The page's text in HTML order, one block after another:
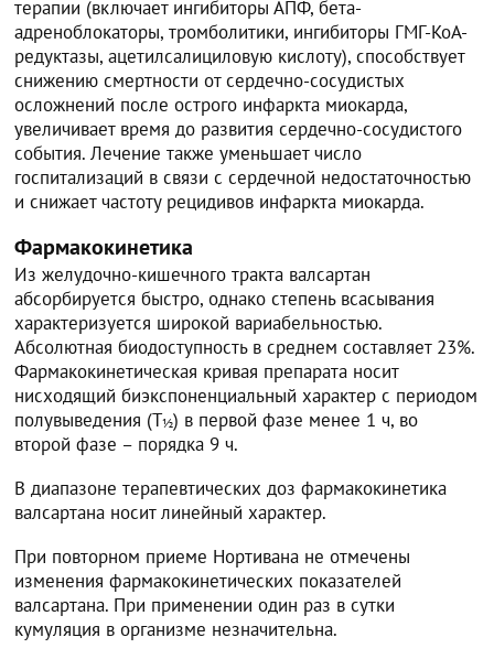
терапии (включает ингибиторы АПФ, бета-
адреноблокаторы, тромболитики, ингибиторы ГМГ-КоА-
редуктазы, ацетилсалициловую кислоту), способствует
снижению смертности от сердечно-сосудистых
осложнений после острого инфаркта миокарда,
увеличивает время до развития сердечно-сосудистого
события. Лечение также уменьшает число
госпитализаций в связи с сердечной недостаточностью
и снижает частоту рецидивов инфаркта миокарда.
Фармакокинетика
Из желудочно-кишечного тракта валсартан
абсорбируется быстро, однако степень всасывания
характеризуется широкой вариабельностью.
Абсолютная биодоступность в среднем составляет 23%.
Фармакокинетическая кривая препарата носит
нисходящий биэкспоненциальный характер с периодом
полувыведения (Т½) в первой фазе менее 1 ч, во
второй фазе – порядка 9 ч.
В диапазоне терапевтических доз фармакокинетика
валсартана носит линейный характер.
При повторном приеме Нортивана не отмечены
изменения фармакокинетических показателей
валсартана. При применении один раз в сутки
кумуляция в организме незначительна.